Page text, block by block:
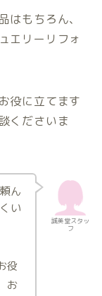
はもちろん、
エリーリフォ
役に立てます
くださいま
誠美堂スタッ
フ
ん
い
役
お